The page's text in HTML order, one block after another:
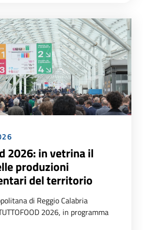
2026: in vetrina il
produzioni
del territorio
di Reggio Calabria
2026, in programma